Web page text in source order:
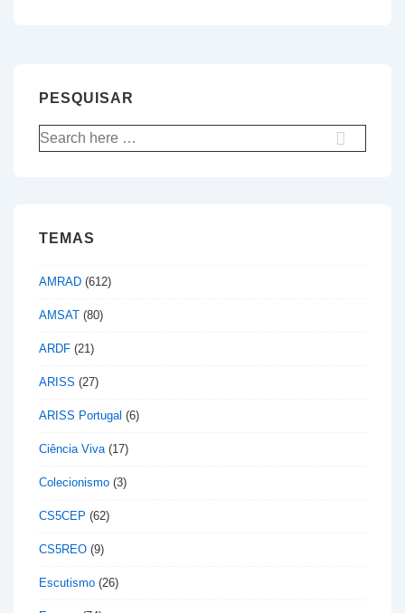
PESQUISAR
Pesquisar
por:
TEMAS
AMRAD (612)
AMSAT (80)
ARDF (21)
ARISS (27)
ARISS Portugal (6)
Ciência Viva (17)
Colecionismo (3)
CS5CEP (62)
CS5REO (9)
Escutismo (26)